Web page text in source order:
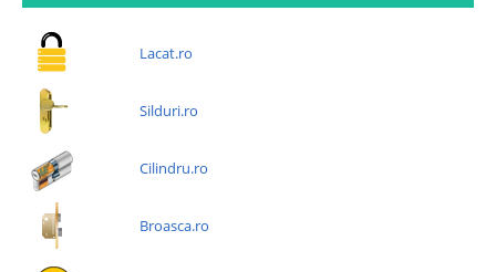
Lacat.ro
Silduri.ro
Cilindru.ro
Broasca.ro